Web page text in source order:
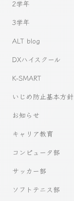
2学年
3学年
ALT blog
DXハイスクール
K-SMART
いじめ防止基本方針
お知らせ
キャリア教育
コンピュータ部
サッカー部
ソフトテニス部